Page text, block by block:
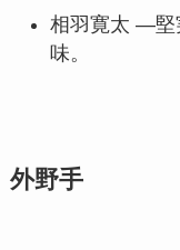
相羽寛太 —堅
味。
外野手